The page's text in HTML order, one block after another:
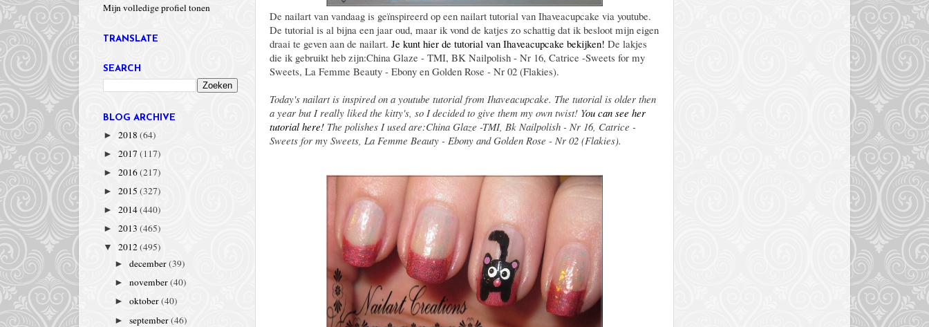
De nailart van vandaag is geïnspireerd op een nailart tutorial van Ihaveacupcake via youtube.
De tutorial is al bijna een jaar oud, maar ik vond de katjes zo schattig dat ik besloot mijn eigen
draai te geven aan de nailart. Je kunt hier de tutorial van Ihaveacupcake bekijken! De lakjes
die ik gebruikt heb zijn:China Glaze - TMI, BK Nailpolish - Nr 16, Catrice -Sweets for my
Sweets, La Femme Beauty - Ebony en Golden Rose - Nr 02 (Flakies).
Today's nailart is inspired on a youtube tutorial from Ihaveacupcake. The tutorial is older then
a year but I really liked the kitty's, so I decided to give them my own twist! You can see her
tutorial here! The polishes I used are:China Glaze -TMI, Bk Nailpolish - Nr 16, Catrice -
Sweets for my Sweets, La Femme Beauty - Ebony and Golden Rose - Nr 02 (Flakies).
Mijn volledige profiel tonen
TRANSLATE
SEARCH
BLOG ARCHIVE
► 2018 (64)
► 2017 (117)
► 2016(217)
► 2015 (327)
► 2014(440)
► 2013 (465)
▼ 2012(495)
►december(39)
►november(40)
►oktober(40)
►september(46)